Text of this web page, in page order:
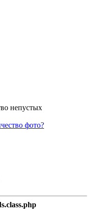
непустых
фото?